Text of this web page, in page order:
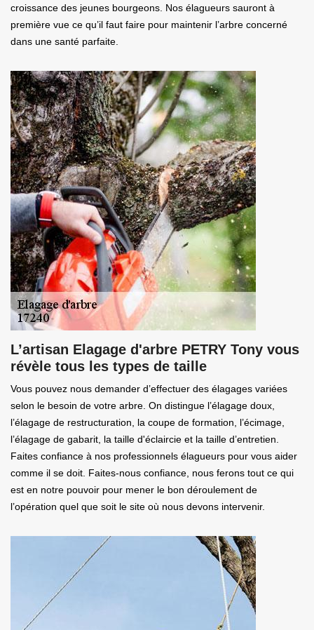
croissance des jeunes bourgeons. Nos élagueurs sauront à
première vue ce qu’il faut faire pour maintenir l’arbre concerné
dans une santé parfaite.
L’artisan Elagage d'arbre PETRY Tony vous
révèle tous les types de taille
Vous pouvez nous demander d’effectuer des élagages variées
selon le besoin de votre arbre. On distingue l’élagage doux,
l’élagage de restructuration, la coupe de formation, l’écimage,
l’élagage de gabarit, la taille d'éclaircie et la taille d’entretien.
Faites confiance à nos professionnels élagueurs pour vous aider
comme il se doit. Faites-nous confiance, nous ferons tout ce qui
est en notre pouvoir pour mener le bon déroulement de
l’opération quel que soit le site où nous devons intervenir.